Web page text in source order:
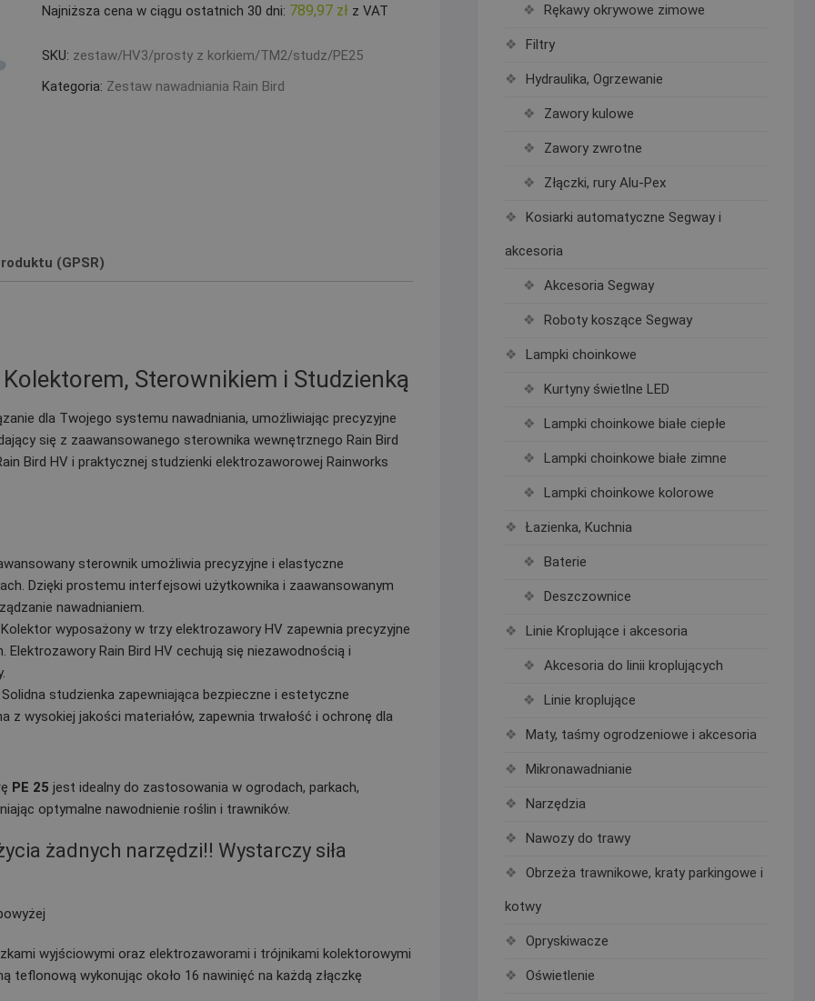
sekcje
HV
z
Najniższa cena w ciągu ostatnich 30 dni: 789,97 zł z VAT
SKU: zestaw/HV3/prosty z korkiem/TM2/studz/PE25
Kategoria: Zestaw nawadniania Rain Bird
(GPSR)
Sterownikiem i Studzienką
dla Twojego systemu nawadniania, umożliwiając precyzyjne
się z zaawansowanego sterownika wewnętrznego Rain Bird
Bird HV i praktycznej studzienki elektrozaworowej Rainworks
sterownik umożliwia precyzyjne i elastyczne
Dzięki prostemu interfejsowi użytkownika i zaawansowanym
nawadnianiem.
Kolektor wyposażony w trzy elektrozawory HV zapewnia precyzyjne
Rain Bird HV cechują się niezawodnością i
Solidna studzienka zapewniająca bezpieczne i estetyczne
wysokiej jakości materiałów, zapewnia trwałość i ochronę dla
PE 25 jest idealny do zastosowania w ogrodach, parkach,
optymalne nawodnienie roślin i trawników.
żadnych narzędzi!! Wystarczy siła
wyjściowymi oraz elektrozaworami i trójnikami kolektorowymi
wykonując około 16 nawinięć na każdą złączkę
Rękawy okrywowe zimowe
Filtry
Hydraulika, Ogrzewanie
Zawory kulowe
Zawory zwrotne
Złączki, rury Alu-Pex
Kosiarki automatyczne Segway i
akcesoria
Akcesoria Segway
Roboty koszące Segway
Lampki choinkowe
Kurtyny świetlne LED
Lampki choinkowe białe ciepłe
Lampki choinkowe białe zimne
Lampki choinkowe kolorowe
Łazienka, Kuchnia
Baterie
Deszczownice
Linie Kroplujące i akcesoria
Akcesoria do linii kroplujących
Linie kroplujące
Maty, taśmy ogrodzeniowe i akcesoria
Mikronawadnianie
Narzędzia
Nawozy do trawy
Obrzeża trawnikowe, kraty parkingowe i
kotwy
Opryskiwacze
Oświetlenie